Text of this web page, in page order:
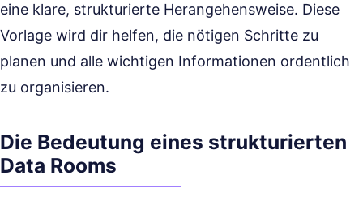
eine klare, strukturierte Herangehensweise. Diese
Vorlage wird dir helfen, die nötigen Schritte zu
planen und alle wichtigen Informationen ordentlich
zu organisieren.
Die Bedeutung eines strukturierten
Data Rooms